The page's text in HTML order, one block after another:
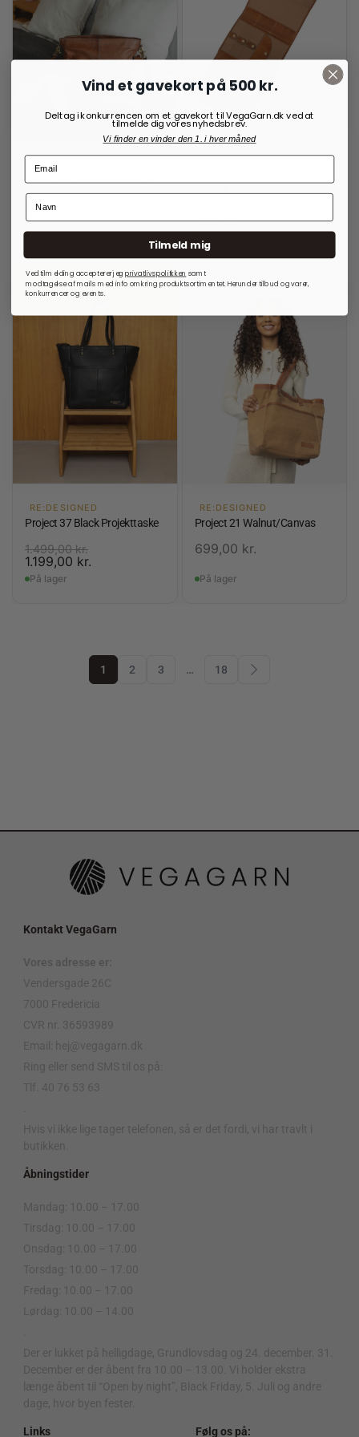
RE:DESIGNED
Project 2 Crossover Walnut
999,00
På lager På lager
RE:DESIGNED
Project 37 Black Projekttaske
1.499,00kr.
1.199,00 kr.
På lager
RE:DESIGNED
Project 21 Walnut/Canvas
699,00 kr.
På lager
1 2 3 … 18
Kontakt VegaGarn
Vores adresse er:
Vendersgade 26C
7000 Fredericia
CVR nr. 36593989
Email: hej@vegagarn.dk
Ring eller send SMS til os på:
Tlf. 40 76 53 63
Hvis vi ikke lige tager telefonen, så er det fordi, vi har travlt i
butikken.
Åbningstider
Mandag: 10.00 – 17.00
Tirsdag: 10.00 – 17.00
Onsdag: 10.00 – 17.00
Torsdag: 10.00 – 17.00
Fredag: 10.00 – 17.00
Lørdag: 10.00 – 14.00
Der er lukket på helligdage, Grundlovsdag og 24. december. 31.
December er der åbent fra 10.00 – 13.00. Vi holder ekstra
længe åbent til “Open by night”, Black Friday, 5. Juli og andre
dage, hvor byen fester.
Links Følg os på:
Vind et gavekort på 500 kr.
Deltag i konkurrencen om et gavekort til VegaGarn.dk ved at
tilmelde dig vores nyhedsbrev.
Vi finder en vinder den 1. i hver måned
Tilmeld mig
Ved tilmelding accepterer jegprivatlivspolitkken samt
modtagelse af mails med info omkring produktsortimentet. Herunder tilbud og varer,
konkurrencer og events.